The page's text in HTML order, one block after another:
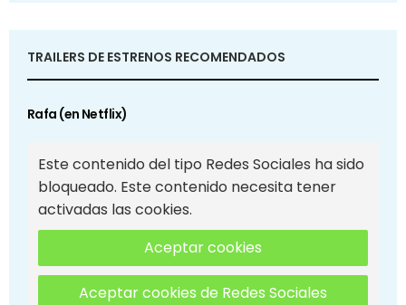
TRAILERS DE ESTRENOS RECOMENDADOS
Rafa (en Netflix)
Este contenido del tipo Redes Sociales ha sido
bloqueado. Este contenido necesita tener
activadas las cookies.
Aceptar cookies
Aceptar cookies de Redes Sociales